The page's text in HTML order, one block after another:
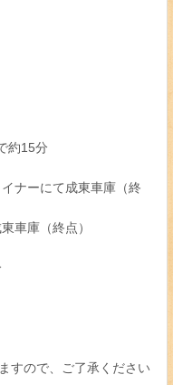
約15分
ナーにて成東車庫（終
車庫（終点）
すので、ご了承ください